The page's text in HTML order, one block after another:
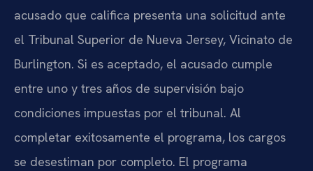
acusado que califica presenta una solicitud ante
el Tribunal Superior de Nueva Jersey, Vicinato de
Burlington. Si es aceptado, el acusado cumple
entre uno y tres años de supervisión bajo
condiciones impuestas por el tribunal. Al
completar exitosamente el programa, los cargos
se desestiman por completo. El programa